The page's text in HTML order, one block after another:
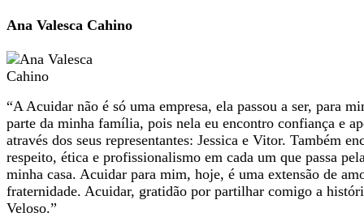
Ana Valesca Cahino
“A Acuidar não é só uma empresa, ela passou a ser, para
parte da minha família, pois nela eu encontro confiança e
através dos seus representantes: Jessica e Vitor. Também
respeito, ética e profissionalismo em cada um que passa
minha casa. Acuidar para mim, hoje, é uma extensão de
fraternidade. Acuidar, gratidão por partilhar comigo a
Veloso.”